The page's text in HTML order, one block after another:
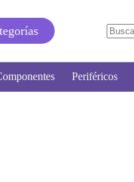
Periféricos